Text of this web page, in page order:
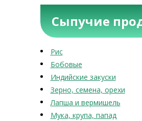
Сыпучие
Рис
Бобовые
Индийские закуски
Зерно, семена, орехи
Лапша и вермишель
Мука, крупа, папад